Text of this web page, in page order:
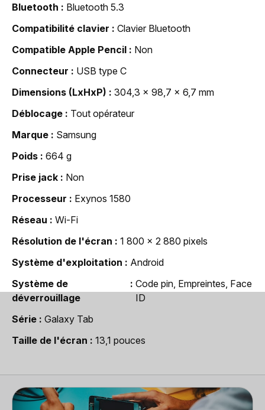
Bluetooth
Bluetooth 5.3
Compatibilité clavier
Clavier Bluetooth
Compatible Apple Pencil
Non
Connecteur
USB type C
Dimensions (LxHxP)
304,3 x 98,7 x 6,7 mm
Déblocage
Tout opérateur
Marque
Samsung
Poids
664 g
Prise jack
Non
Processeur
Exynos 1580
Réseau
Wi-Fi
Résolution de l'écran
1 800 x 2 880 pixels
Système d'exploitation
Android
Système de
déverrouillage
Code pin, Empreintes, Face
ID
Série
Galaxy Tab
Taille de l'écran
13,1 pouces